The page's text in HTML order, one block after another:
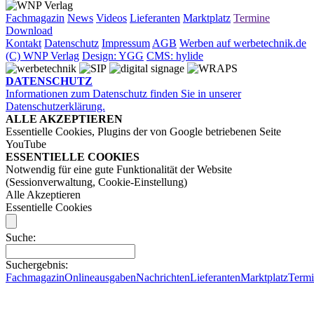
Fachmagazin News Videos Lieferanten Marktplatz Termine
Download
Kontakt Datenschutz Impressum AGB Werben auf werbetechnik.de
(C) WNP Verlag Design: YGG CMS: hylide
DATENSCHUTZ
Informationen zum Datenschutz finden Sie in unserer
Datenschutzerklärung.
ALLE AKZEPTIEREN
Essentielle Cookies, Plugins der von Google betriebenen Seite
YouTube
ESSENTIELLE COOKIES
Notwendig für eine gute Funktionalität der Website
(Sessionverwaltung, Cookie-Einstellung)
Alle Akzeptieren
Essentielle Cookies
Suche:
Suchergebnis:
FachmagazinOnlineausgabenNachrichtenLieferantenMarktplatz